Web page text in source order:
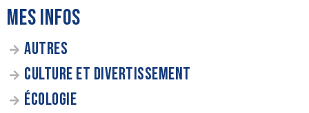
MES INFOS
AUTRES
CULTURE ET DIVERTISSEMENT
ÉCOLOGIE